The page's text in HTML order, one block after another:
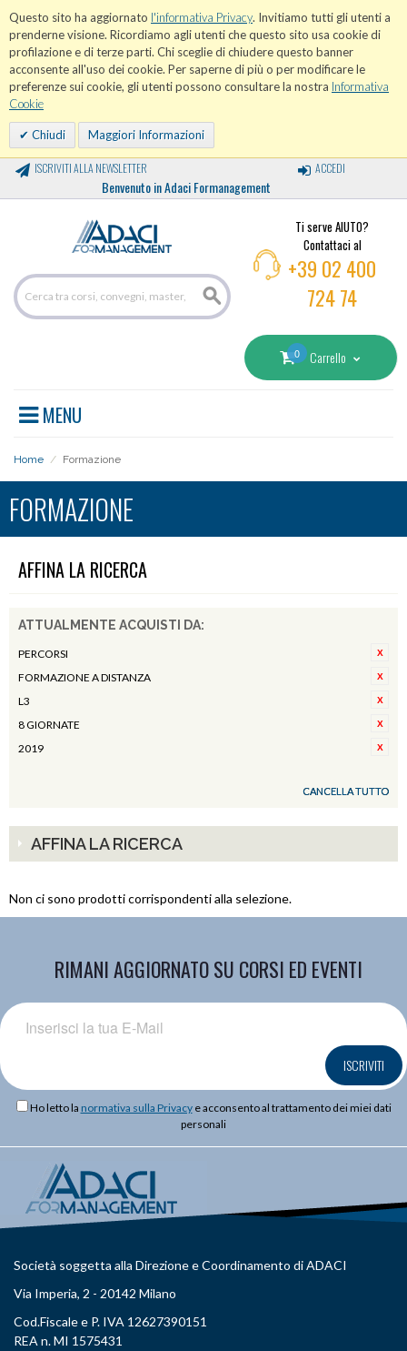
Questo sito ha aggiornato l'informativa Privacy. Invitiamo tutti gli utenti a
prenderne visione. Ricordiamo agli utenti che questo sito usa cookie di
profilazione e di terze parti. Chi sceglie di chiudere questo banner
acconsente all'uso dei cookie. Per saperne di più o per modificare le
preferenze sui cookie, gli utenti possono consultare la nostra Informativa
Cookie
Chiudi Maggiori Informazioni
ISCRIVITI ALLA NEWSLETTER
Benvenuto in Adaci Formanagement
ACCEDI
Ti serve AIUTO?
Contattaci al
+39 02 400
724 74
0 Carrello
MENU
Home / Formazione
FORMAZIONE
AFFINA LA RICERCA
ATTUALMENTE ACQUISTI DA:
PERCORSI
FORMAZIONE A DISTANZA
L3
8 GIORNATE
2019
CANCELLA TUTTO
AFFINA LA RICERCA
Non ci sono prodotti corrispondenti alla selezione.
RIMANI AGGIORNATO SU CORSI ED EVENTI
ISCRIVITI
Ho letto la normativa sulla Privacye acconsento al trattamento dei miei dati
personali
Società soggetta alla Direzione e Coordinamento di ADACI
Via Imperia, 2 - 20142 Milano
Cod.Fiscale e P. IVA 12627390151
REA n. MI 1575431